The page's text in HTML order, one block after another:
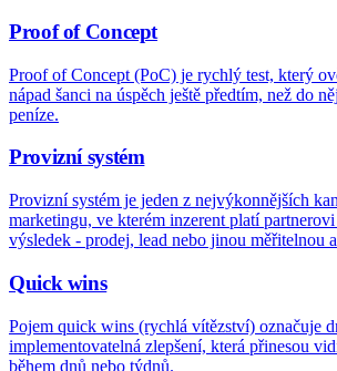
Proof of Concept
Proof of Concept (PoC) je rychlý test, který
nápad šanci na úspěch ještě předtím, než do
peníze.
Provizní systém
Provizní systém je jeden z nejvýkonnějších
marketingu, ve kterém inzerent platí
výsledek - prodej, lead nebo jinou měřitelnou
Quick wins
Pojem quick wins (rychlá vítězství) označuje
implementovatelná zlepšení, která přinesou
během dnů nebo týdnů.